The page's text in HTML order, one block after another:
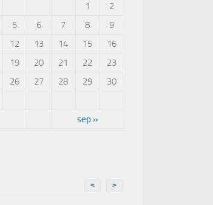
1
2
5 6 7 8
9
12 13 14 15
16
19 20 21 22
23
26 27 28 29
30
sep »
< >